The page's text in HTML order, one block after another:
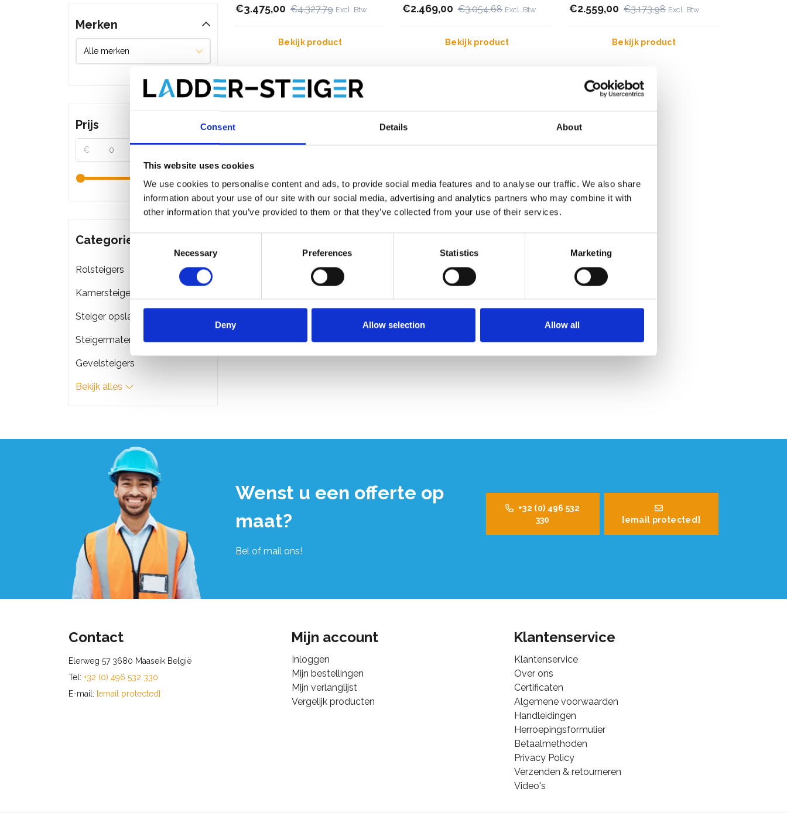
Consent Details About
This website uses cookies
We use cookies to personalise content and ads, to provide social media features and to analyse our traffic. We also share
information about your use of our site with our social media, advertising and analytics partners who may combine it with
other information that you’ve provided to them or that they’ve collected from your use of their services.
Consent
Necessary Preferences Statistics Marketing
Deny Allow selection Allow all
€3.475,00 €4.327,79 Excl. Btw
Bekijk product
€2.469,00 €3.054,68 Excl. Btw
Bekijk product
€2.559,00 €3.173,98 Excl. Btw
Bekijk product
Merken
Prijs
€
Categorieën
Rolsteigers
Kamersteigers
Steiger opslag & transport
Steigermateriaal
Gevelsteigers
Bekijk alles
Wenst u een offerte op
maat?
Bel of mail ons!
+32 (0) 496 532
330
[email protected]
Contact
Elerweg 57 3680 Maaseik België
Tel: +32 (0) 496 532 330
E-mail: [email protected]
Mijn account
Inloggen
Mijn bestellingen
Mijn verlanglijst
Vergelijk producten
Klantenservice
Klantenservice
Over ons
Certificaten
Algemene voorwaarden
Handleidingen
Herroepingsformulier
Betaalmethoden
Privacy Policy
Verzenden & retourneren
Video's